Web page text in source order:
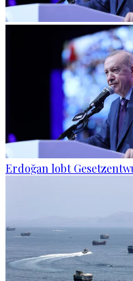
Erdoğan lobt